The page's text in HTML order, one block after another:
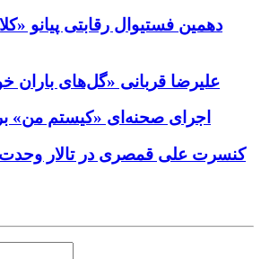
دهمین فستیوال رقابتی پیانو
علیرضا قربانی «گل‌های باران
اجرای صحنه‌ای «کیستم من»
کنسرت علی قمصری در تالار